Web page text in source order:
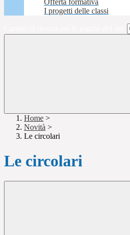
Offerta formativa
I progetti delle classi
Home >
Novità >
Le circolari
Le circolari